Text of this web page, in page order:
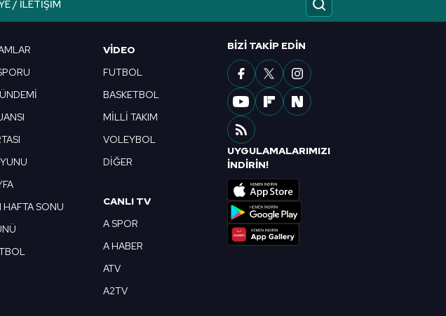
Aydınlatma Metnimizi okumak ve sitemizde ilgili
/ İLETIŞIM
HAFTA SONU
VIDEO
FUTBOL
BASKETBOL
MİLLİ TAKIM
VOLEYBOL
DİĞER
CANLI TV
A SPOR
A HABER
ATV
A2TV
BIZI TAKIP EDIN
UYGULAMALARIMIZI
İNDİRİN!